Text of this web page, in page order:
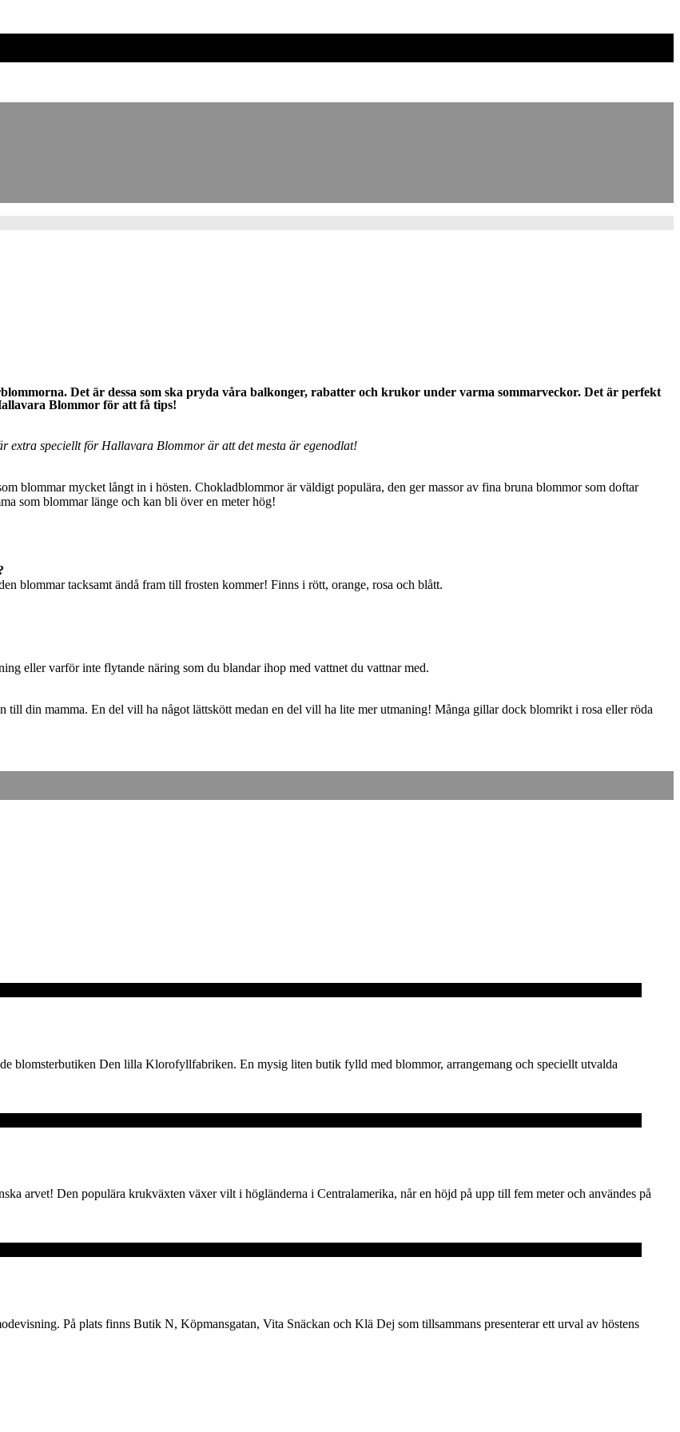
Det är dessa som ska pryda våra balkonger, rabatter och krukor under varma sommarveckor. Det är perfekt
Blommor för att få tips!
extra speciellt för Hallavara Blommor är att det mesta är egenodlat!
blommar mycket långt in i hösten. Chokladblommor är väldigt populära, den ger massor av fina bruna blommor som doftar
som blommar länge och kan bli över en meter hög!
blommar tacksamt ändå fram till frosten kommer! Finns i rött, orange, rosa och blått.
eller varför inte flytande näring som du blandar ihop med vattnet du vattnar med.
till din mamma. En del vill ha något lättskött medan en del vill ha lite mer utmaning! Många gillar dock blomrikt i rosa eller röda
blomsterbutiken Den lilla Klorofyllfabriken. En mysig liten butik fylld med blommor, arrangemang och speciellt utvalda
arvet! Den populära krukväxten växer vilt i högländerna i Centralamerika, når en höjd på upp till fem meter och användes på
På plats finns Butik N, Köpmansgatan, Vita Snäckan och Klä Dej som tillsammans presenterar ett urval av höstens